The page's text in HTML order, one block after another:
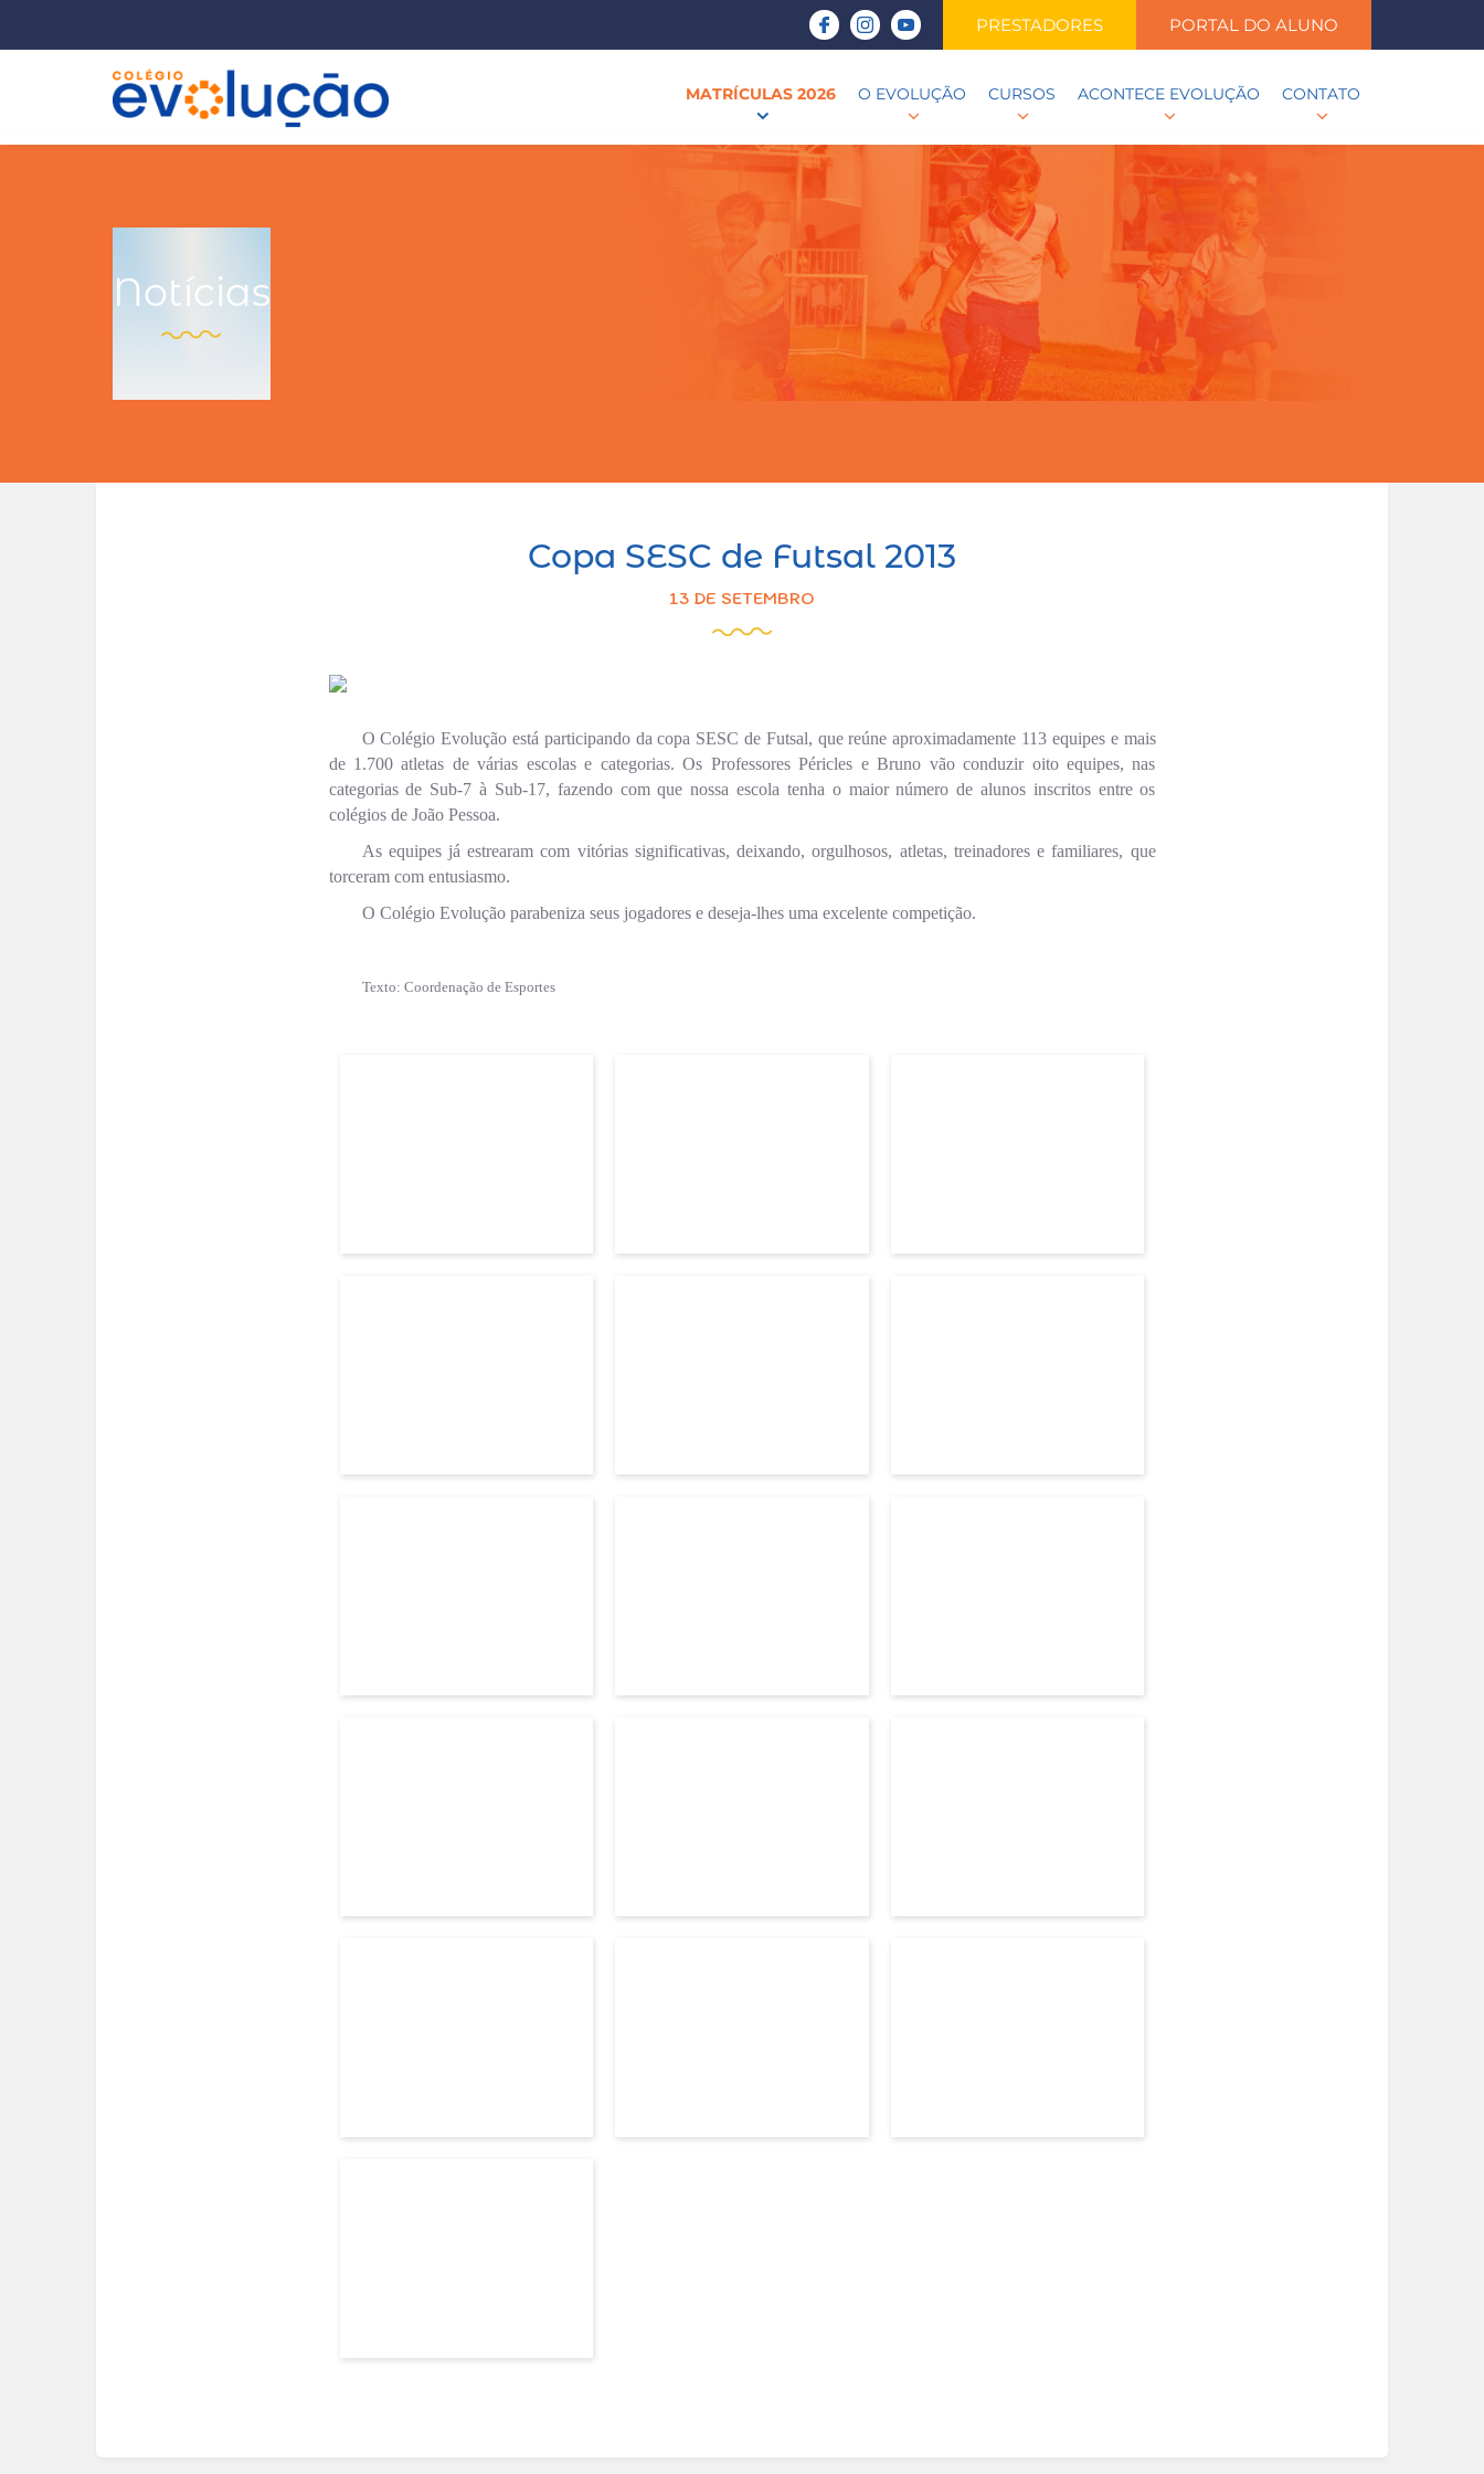
PORTAL DO ALUNO
PRESTADORES
MATRÍCULAS 2026 O EVOLUÇÃO CURSOS ACONTECE EVOLUÇÃO CONTATO
Notícias
Copa SESC de Futsal 2013
13 DE SETEMBRO
O Colégio Evolução está participando da copa SESC de Futsal, que reúne aproximadamente 113 equipes e mais
de 1.700 atletas de várias escolas e categorias. Os Professores Péricles e Bruno vão conduzir oito equipes, nas
categorias de Sub-7 à Sub-17, fazendo com que nossa escola tenha o maior número de alunos inscritos entre os
colégios de João Pessoa.
As equipes já estrearam com vitórias significativas, deixando, orgulhosos, atletas, treinadores e familiares, que
torceram com entusiasmo.
O Colégio Evolução parabeniza seus jogadores e deseja-lhes uma excelente competição.
Texto: Coordenação de Esportes